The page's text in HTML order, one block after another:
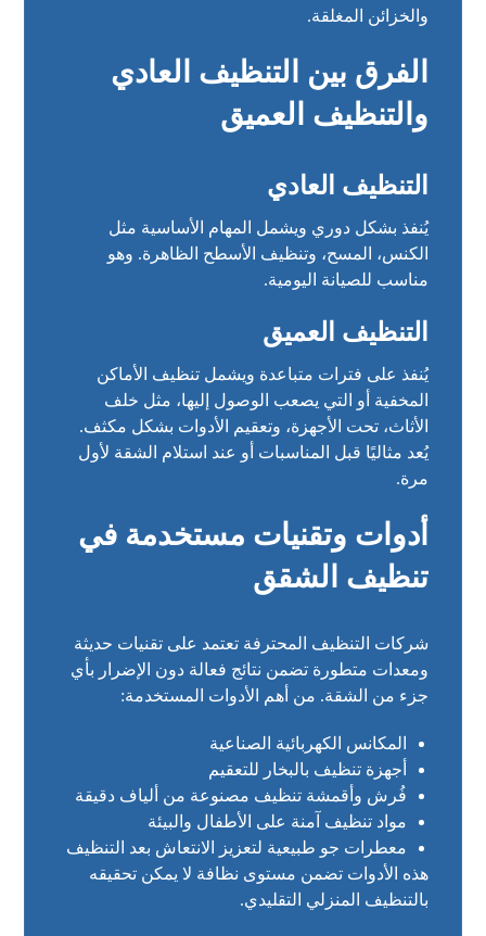
والخزائن المغلقة.
الفرق بين التنظيف العادي
والتنظيف العميق
التنظيف العادي
يُنفذ بشكل دوري ويشمل المهام الأساسية مثل
الكنس، المسح، وتنظيف الأسطح الظاهرة. وهو
مناسب للصيانة اليومية.
التنظيف العميق
يُنفذ على فترات متباعدة ويشمل تنظيف الأماكن
المخفية أو التي يصعب الوصول إليها، مثل خلف
الأثاث، تحت الأجهزة، وتعقيم الأدوات بشكل مكثف.
يُعد مثاليًا قبل المناسبات أو عند استلام الشقة لأول
مرة.
أدوات وتقنيات مستخدمة في
تنظيف الشقق
شركات التنظيف المحترفة تعتمد على تقنيات حديثة
ومعدات متطورة تضمن نتائج فعالة دون الإضرار بأي
جزء من الشقة. من أهم الأدوات المستخدمة:
المكانس الكهربائية الصناعية
أجهزة تنظيف بالبخار للتعقيم
فُرش وأقمشة تنظيف مصنوعة من ألياف دقيقة
مواد تنظيف آمنة على الأطفال والبيئة
معطرات جو طبيعية لتعزيز الانتعاش بعد التنظيف
هذه الأدوات تضمن مستوى نظافة لا يمكن تحقيقه
بالتنظيف المنزلي التقليدي.